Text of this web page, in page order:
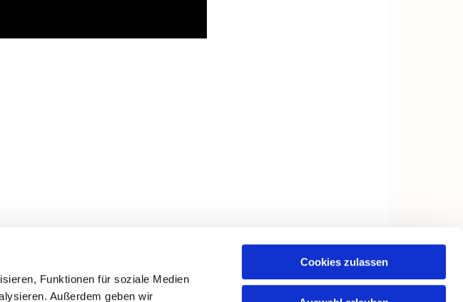
Funktionen für soziale Medien
Außerdem geben wir
Cookies zulassen